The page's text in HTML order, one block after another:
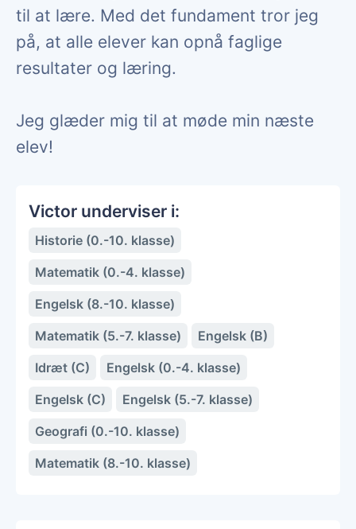
til at lære. Med det fundament tror jeg
på, at alle elever kan opnå faglige
resultater og læring.
Jeg glæder mig til at møde min næste
elev!
Victor underviser i:
Historie (0.-10. klasse)
Matematik (0.-4. klasse)
Engelsk (8.-10. klasse)
Matematik (5.-7. klasse)
Engelsk (B)
Idræt (C)
Engelsk (0.-4. klasse)
Engelsk (C)
Engelsk (5.-7. klasse)
Geografi (0.-10. klasse)
Matematik (8.-10. klasse)